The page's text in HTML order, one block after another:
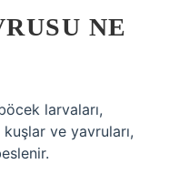
NE
larvaları,
ve yavruları,